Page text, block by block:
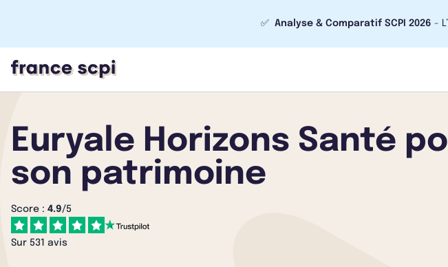
✅ Analyse & Comparatif SCPI 2026 -
Euryale Horizons Santé
son patrimoine
Score : 4.9/5
Sur 531 avis